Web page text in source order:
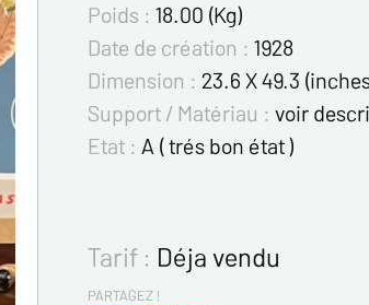
Poids : 18.00 (Kg)
Date de création : 1928
Dimension : 23.6 X 49.3
Support / Matériau : voir
Etat : A ( trés bon état )
Tarif : Déja vendu
PARTAGEZ !